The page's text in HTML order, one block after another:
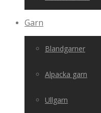
Garn
Blandgarner
Alpacka garn
Ullgarn